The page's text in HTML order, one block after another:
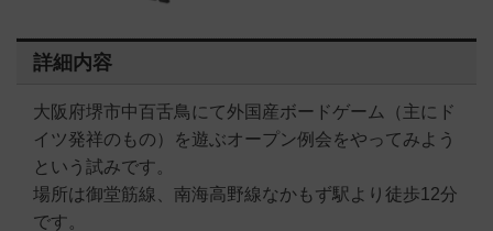
詳細内容
大阪府堺市中百舌鳥にて外国産ボードゲーム（主にド
イツ発祥のもの）を遊ぶオープン例会をやってみよう
という試みです。
場所は御堂筋線、南海高野線なかもず駅より徒歩12分
です。